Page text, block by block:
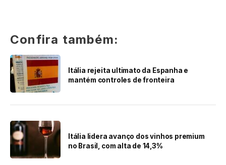
Confira também:
Itália rejeita ultimato da Espanha e
mantém controles de fronteira
Itália lidera avanço dos vinhos premium
no Brasil, com alta de 14,3%